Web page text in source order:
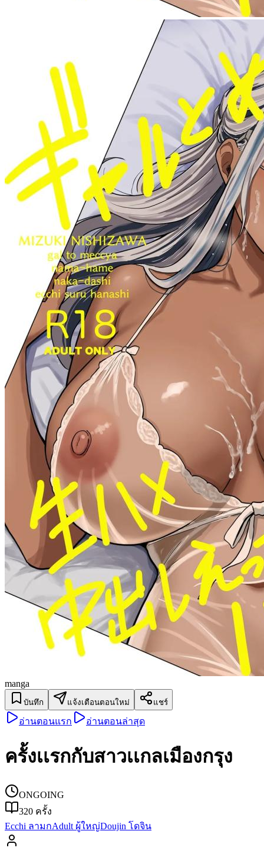
manga
บันทึก แจ้งเตือนตอนใหม่ แชร์
อ่านตอนแรก อ่านตอนล่าสุด
ครั้งเเรกกับสาวเเกลเมืองกรุง
ONGOING
320 ครั้ง
Ecchi ลามกAdult ผู้ใหญ่Doujin โดจิน